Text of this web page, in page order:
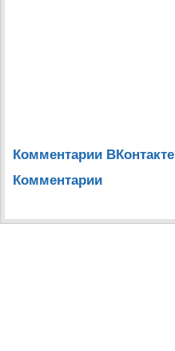
Комментарии ВКонтакте
Комментарии